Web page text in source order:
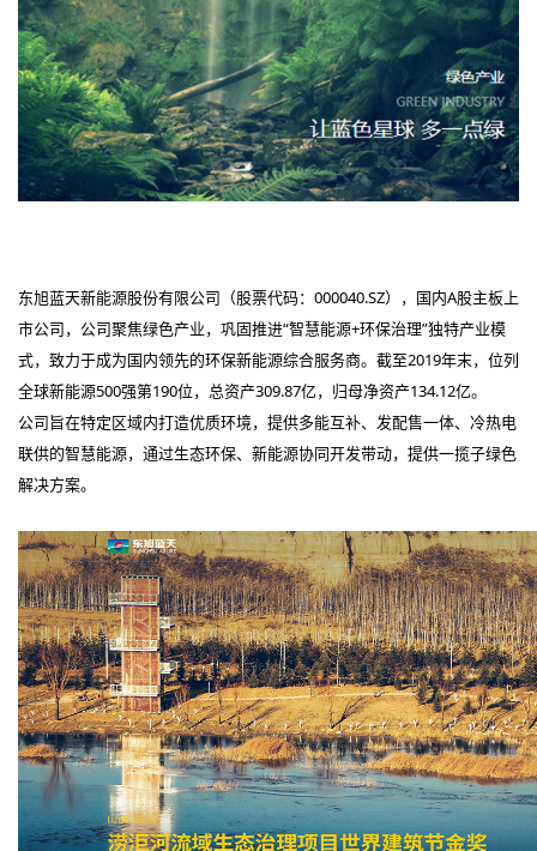
东旭蓝天新能源股份有限公司（股票代码：000040.SZ），国内A股主板上
市公司，公司聚焦绿色产业，巩固推进“智慧能源+环保治理”独特产业模
式，致力于成为国内领先的环保新能源综合服务商。截至2019年末，位列
全球新能源500强第190位，总资产309.87亿，归母净资产134.12亿。
公司旨在特定区域内打造优质环境，提供多能互补、发配售一体、冷热电
联供的智慧能源，通过生态环保、新能源协同开发带动，提供一揽子绿色
解决方案。